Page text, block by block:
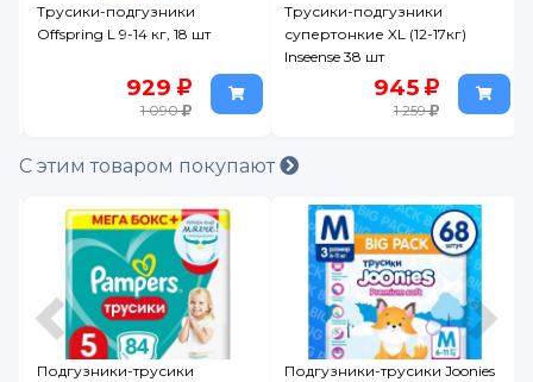
Трусики-подгузники
Offspring L 9-14 кг, 18 шт
929
1 090
Трусики-подгузники
супертонкие XL (12-17кг)
Inseense 38 шт
945
1 259
С этим товаром покупают
Подгузники-трусики
Подгузники-трусики Joonies